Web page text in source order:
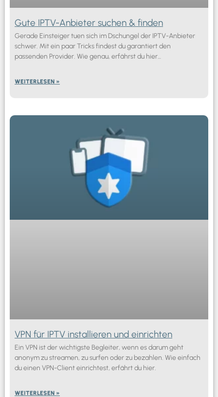
Gute IPTV-Anbieter suchen & finden
Gerade Einsteiger tuen sich im Dschungel der IPTV-Anbieter
schwer. Mit ein paar Tricks findest du garantiert den
passenden Provider. Wie genau, erfährst du hier…
WEITERLESEN »
VPN für IPTV installieren und einrichten
Ein VPN ist der wichtigste Begleiter, wenn es darum geht
anonym zu streamen, zu surfen oder zu bezahlen. Wie einfach
du einen VPN-Client einrichtest, erfährt du hier.
WEITERLESEN »